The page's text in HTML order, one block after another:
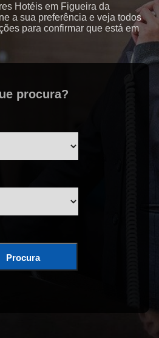
Hotéis em Figueira da
a sua preferência e veja todos
para confirmar que está em
procura?
Procura